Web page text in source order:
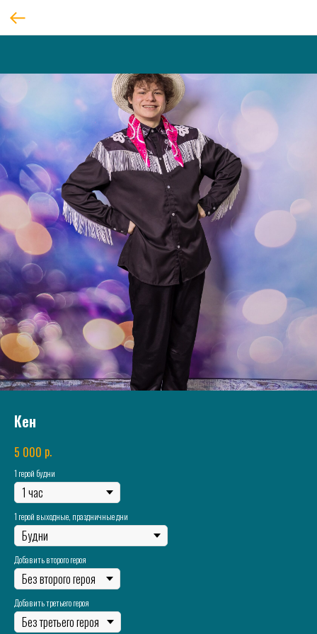
Кен
5 000 р.
1 герой будни
1 герой выходные, праздничные дни
Добавить второго героя
Добавить третьего героя